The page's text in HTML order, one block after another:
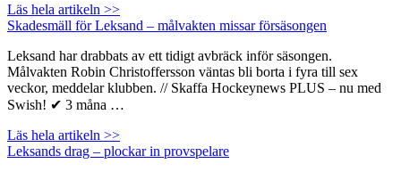
Läs hela artikeln >>
Skadesmäll för Leksand – målvakten missar försäsongen
Leksand har drabbats av ett tidigt avbräck inför säsongen.
Målvakten Robin Christoffersson väntas bli borta i fyra till sex
veckor, meddelar klubben. // Skaffa Hockeynews PLUS – nu med
Swish! ✔ 3 måna …
Läs hela artikeln >>
Leksands drag – plockar in provspelare